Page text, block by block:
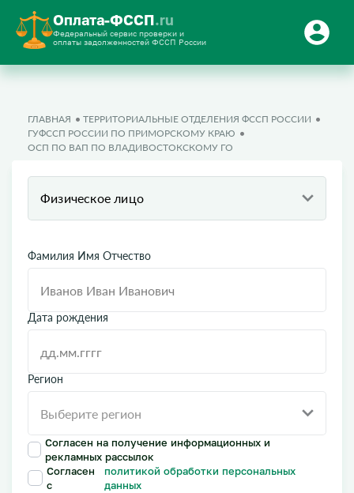
Оплата-ФССП.ru
Федеральный сервис проверки и
оплаты задолженностей ФССП России
ГЛАВНАЯ
ТЕРРИТОРИАЛЬНЫЕ ОТДЕЛЕНИЯ ФССП РОССИИ
ГУФССП РОССИИ ПО ПРИМОРСКОМУ КРАЮ
ОСП ПО ВАП ПО ВЛАДИВОСТОКСКОМУ ГО
Физическое лицо
Фамилия Имя Отчество
Дата рождения
Регион
Согласен на получение информационных и
рекламных рассылок
Согласен
с
политикой обработки персональных
данных